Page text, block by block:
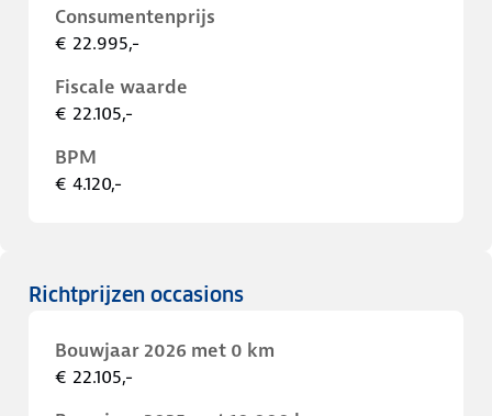
Consumentenprijs
€ 22.995,-
Fiscale waarde
€ 22.105,-
BPM
€ 4.120,-
Richtprijzen occasions
Bouwjaar 2026 met 0 km
€ 22.105,-